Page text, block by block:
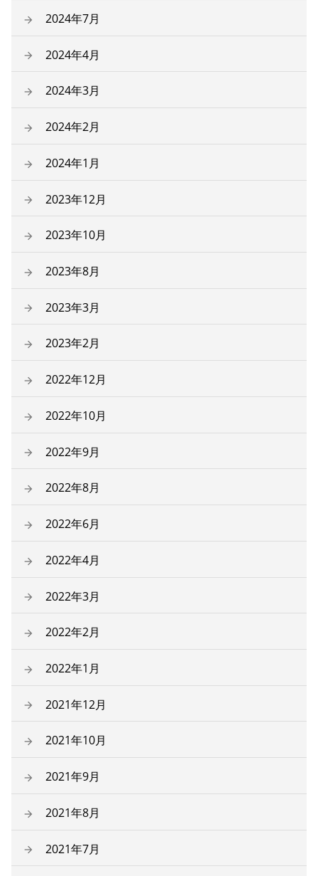
2024年7月
2024年4月
2024年3月
2024年2月
2024年1月
2023年12月
2023年10月
2023年8月
2023年3月
2023年2月
2022年12月
2022年10月
2022年9月
2022年8月
2022年6月
2022年4月
2022年3月
2022年2月
2022年1月
2021年12月
2021年10月
2021年9月
2021年8月
2021年7月